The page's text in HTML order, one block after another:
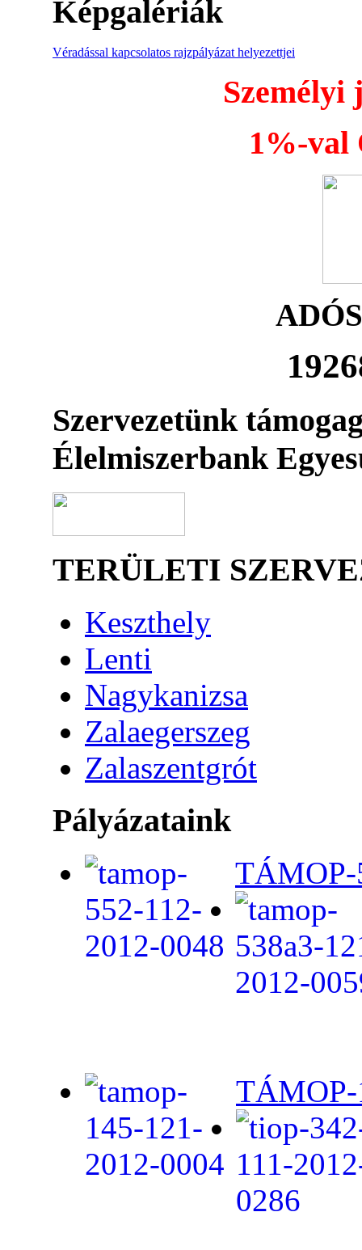
Képgalériák
Véradással kapcsolatos rajzpályázat helyezettjei
Személyi
1%-val
Szervezetünk
Élelmiszerbank
TERÜLETI
Keszthely
Lenti
Nagykanizsa
Zalaegerszeg
Zalaszentgrót
Pályázataink
TÁMOP-
TÁMOP-